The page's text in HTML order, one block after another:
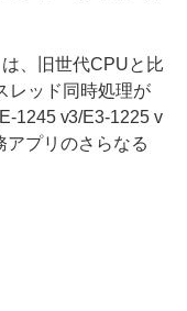
、旧世代CPUと比
レッド同時処理が
1245 v3/E3-1225 v
アプリのさらなる